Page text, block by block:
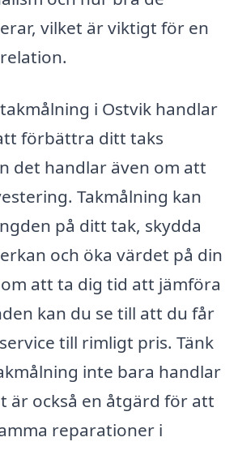
vilket är viktigt för en
i Ostvik handlar
förbättra ditt taks
det handlar även om att
Takmålning kan
på ditt tak, skydda
och öka värdet på din
att ta dig tid att jämföra
kan du se till att du får
till rimligt pris. Tänk
inte bara handlar
är också en åtgärd för att
reparationer i